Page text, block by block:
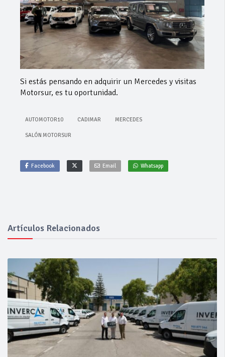
Si estás pensando en adquirir un Mercedes y visitas
Motorsur, es tu oportunidad.
AUTOMOTOR10 CADIMAR MERCEDES
SALÓN MOTORSUR
Facebook Email Whatsapp
Artículos Relacionados